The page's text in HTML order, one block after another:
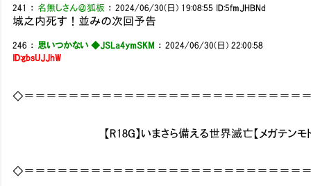
241 ： 名無しさん＠狐板 ：2024/06/30(日) 19:08:55 ID:5fmJHBNd
城之内死す！並みの次回予告
246 ： 思いつかない ◆JSLa4ymSKM ：2024/06/30(日) 22:00:58
ID:gbsUJJhW
◇＝＝＝＝＝＝＝＝＝＝＝＝＝＝＝＝＝＝＝＝＝＝＝＝＝
【R18G】いまさら備える世界滅亡【メガテンモド
◇＝＝＝＝＝＝＝＝＝＝＝＝＝＝＝＝＝＝＝＝＝＝＝＝＝